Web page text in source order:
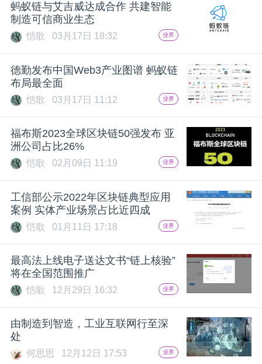
蚂蚁链与艾吉威达成合作 共建智能
制造可信商业生态
恺歌 03月17日 18:32 业界
德勤发布中国Web3产业图谱 蚂蚁链
布局最全面
恺歌 03月17日 11:12 业界
福布斯2023全球区块链50强发布 亚
洲公司占比26%
恺歌 02月09日 11:19 业界
工信部公示2022年区块链典型应用
案例 实体产业场景占比近四成
恺歌 01月11日 17:18 业界
最高法上线电子送达文书“链上核验”
将在全国范围推广
恺歌 12月29日 16:32 业界
由制造到智造，工业互联网行至深
处
何思思 12月12日 17:53 业界